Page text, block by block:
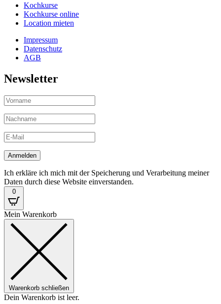
Kochkurse
Kochkurse online
Location mieten
Impressum
Datenschutz
AGB
Newsletter
Ich erkläre ich mich mit der Speicherung und Verarbeitung meiner
Daten durch diese Website einverstanden.
0
Mein Warenkorb
Warenkorb schließen
Dein Warenkorb ist leer.